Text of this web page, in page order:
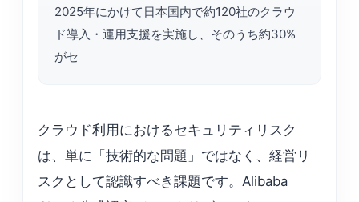
2025年にかけて日本国内で約120社のクラウ
ド導入・運用支援を実施し、そのうち約30%
がセ
クラウド利用におけるセキュリティリスク
は、単に「技術的な問題」ではなく、経営リ
スクとして認識すべき課題です。Alibaba